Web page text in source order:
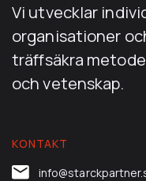
Vi utvecklar
organisationer
träffsäkra
och vetenskap.
KONTAKT